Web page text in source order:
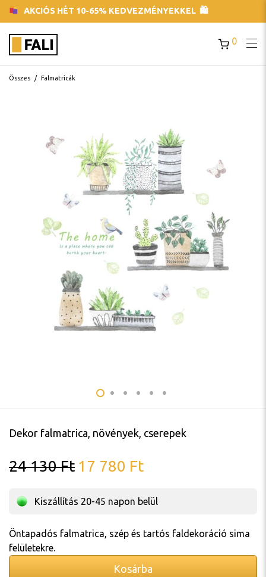
AKCIÓS HÉT 10-65% KEDVEZMÉNYEKKEL 🛍
0
Összes / Falmatricák
Dekor falmatrica, növények, cserepek
24 130Ft Original
price
24
17 780 FtCurrent
price
17
Kiszállítás 20-45 napon belül
Öntapadós falmatrica, szép és tartós faldekoráció sima
felületekre.
Kosárba